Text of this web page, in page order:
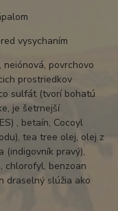
vysychaním
povrchovo
prostriedkov
sulfát (tvorí bohatú
je šetrnejší
, betaín, Cocoyl
tea tree olej, olej z
(indigovník pravý),
chlorofyl, benzoan
draselný slúžia ako